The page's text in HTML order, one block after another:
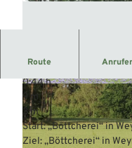
© Mittelweser-Touristik GmbH |CC-BY
Route
0:44 h
9 m
3 m
Start: „Böttcherei“ in
Ziel: „Böttcherei“ in